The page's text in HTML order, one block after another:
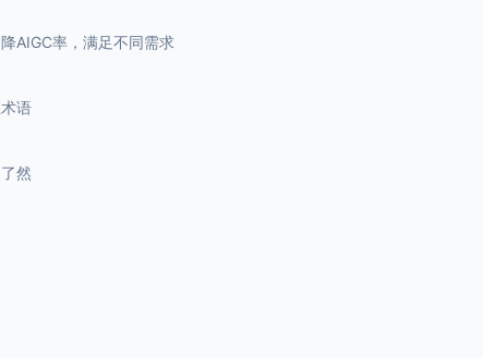
AIGC率，满足不同需求
语
然